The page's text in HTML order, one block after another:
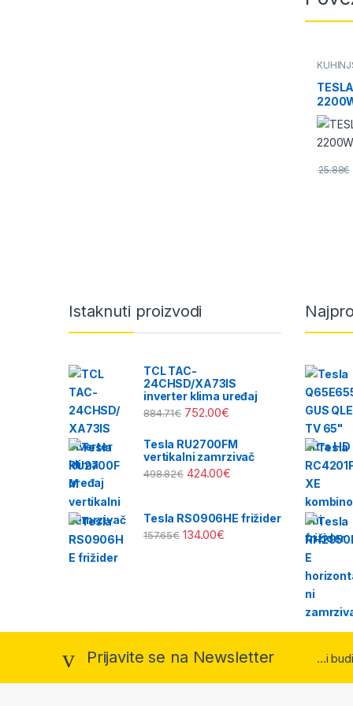
25.88€
Brands Carousel
Istaknuti proizvodi
TCL TAC-
24CHSD/XA73IS
inverter klima uređaj
884.71€ 752.00€
Tesla RU2700FM
vertikalni zamrzivač
498.82€ 424.00€
Tesla RS0906HE frižider
157.65€ 134.00€
Prijavite se na Newsletter ...i